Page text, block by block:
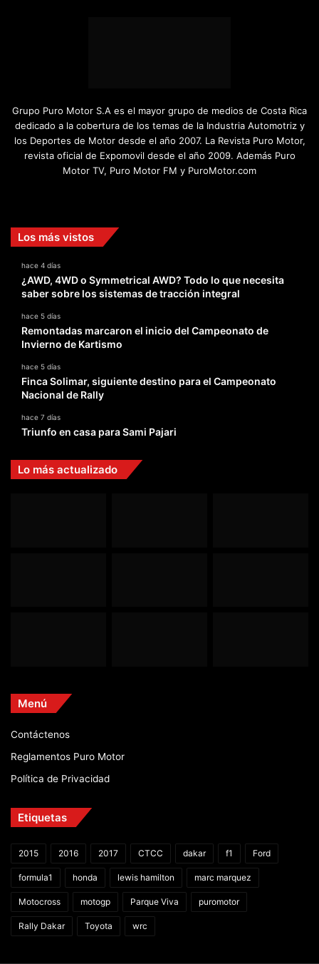
Grupo Puro Motor S.A es el mayor grupo de medios de Costa Rica
dedicado a la cobertura de los temas de la Industria Automotriz y
los Deportes de Motor desde el año 2007. La Revista Puro Motor,
revista oficial de Expomovil desde el año 2009. Además Puro
Motor TV, Puro Motor FM y PuroMotor.com
Los más vistos
hace 4 días
¿AWD, 4WD o Symmetrical AWD? Todo lo que necesita
saber sobre los sistemas de tracción integral
hace 5 días
Remontadas marcaron el inicio del Campeonato de
Invierno de Kartismo
hace 5 días
Finca Solimar, siguiente destino para el Campeonato
Nacional de Rally
hace 7 días
Triunfo en casa para Sami Pajari
Lo más actualizado
Menú
Contáctenos
Reglamentos Puro Motor
Política de Privacidad
Etiquetas
2015 2016 2017 CTCC dakar f1 Ford
formula1 honda lewis hamilton marc marquez
Motocross motogp Parque Viva puromotor
Rally Dakar Toyota wrc